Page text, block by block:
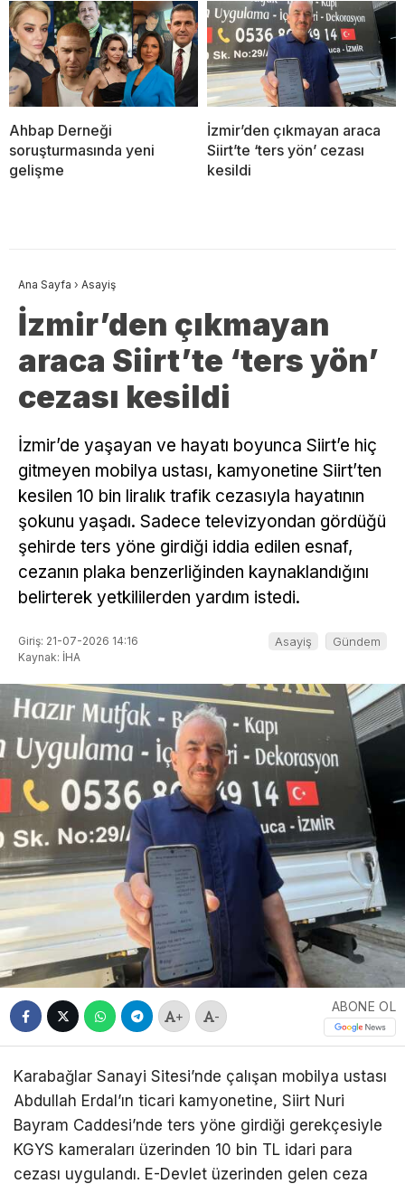
Ahbap Derneği
soruşturmasında yeni
gelişme
İzmir’den çıkmayan araca
Siirt’te ‘ters yön’ cezası
kesildi
Ana Sayfa › Asayiş
İzmir’den çıkmayan
araca Siirt’te ‘ters yön’
cezası kesildi
İzmir’de yaşayan ve hayatı boyunca Siirt’e hiç
gitmeyen mobilya ustası, kamyonetine Siirt’ten
kesilen 10 bin liralık trafik cezasıyla hayatının
şokunu yaşadı. Sadece televizyondan gördüğü
şehirde ters yöne girdiği iddia edilen esnaf,
cezanın plaka benzerliğinden kaynaklandığını
belirterek yetkililerden yardım istedi.
Giriş: 21-07-2026 14:16
Kaynak: İHA
Asayiş Gündem
+ -
ABONE OL
Karabağlar Sanayi Sitesi’nde çalışan mobilya ustası
Abdullah Erdal’ın ticari kamyonetine, Siirt Nuri
Bayram Caddesi’nde ters yöne girdiği gerekçesiyle
KGYS kameraları üzerinden 10 bin TL idari para
cezası uygulandı. E-Devlet üzerinden gelen ceza